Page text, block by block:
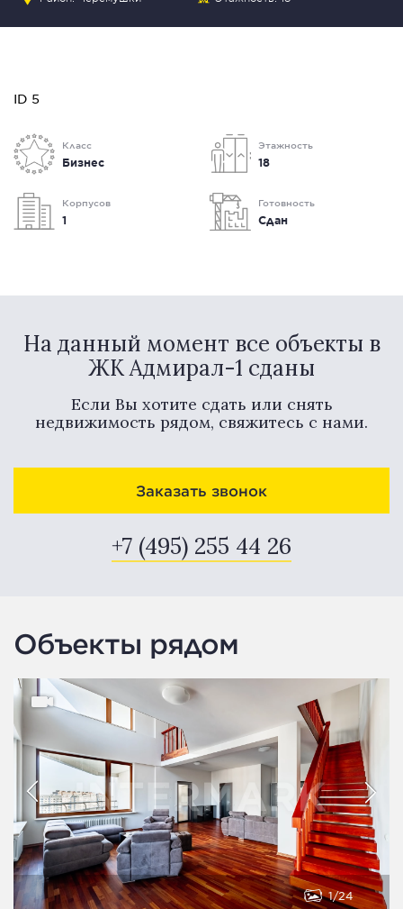
ID 5
Класс
Бизнес
Этажность
18
Корпусов
1
Готовность
Сдан
На данный момент все объекты в
ЖК Адмирал-1 сданы
Если Вы хотите сдать или снять
недвижимость рядом, свяжитесь с нами.
Заказать звонок
+7 (495) 255 44 26
Объекты рядом
1 24